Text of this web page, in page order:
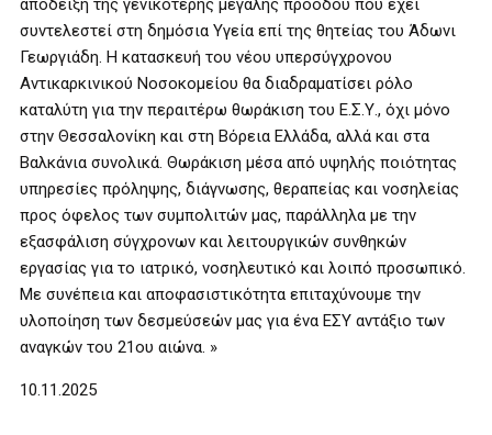
απόδειξη της γενικότερης μεγάλης προόδου που έχει
συντελεστεί στη δημόσια Υγεία επί της θητείας του Άδωνι
Γεωργιάδη. Η κατασκευή του νέου υπερσύγχρονου
Αντικαρκινικού Νοσοκομείου θα διαδραματίσει ρόλο
καταλύτη για την περαιτέρω θωράκιση του Ε.Σ.Υ., όχι μόνο
στην Θεσσαλονίκη και στη Βόρεια Ελλάδα, αλλά και στα
Βαλκάνια συνολικά. Θωράκιση μέσα από υψηλής ποιότητας
υπηρεσίες πρόληψης, διάγνωσης, θεραπείας και νοσηλείας
προς όφελος των συμπολιτών μας, παράλληλα με την
εξασφάλιση σύγχρονων και λειτουργικών συνθηκών
εργασίας για το ιατρικό, νοσηλευτικό και λοιπό προσωπικό.
Με συνέπεια και αποφασιστικότητα επιταχύνουμε την
υλοποίηση των δεσμεύσεών μας για ένα ΕΣΥ αντάξιο των
αναγκών του 21ου αιώνα. »
10.11.2025